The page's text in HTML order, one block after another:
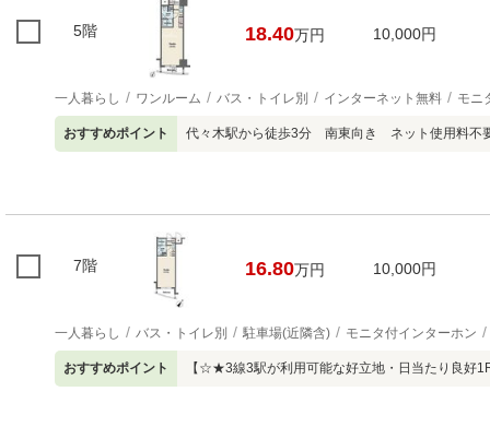
5階 18.40万円 10,000円
一人暮らし ワンルーム バス・トイレ別 インターネット無料 モニ
おすすめポイント 代々木駅から徒歩3分 南東向き ネット使用料
7階 16.80万円 10,000円
一人暮らし バス・トイレ別 駐車場(近隣含) モニタ付インターホン
おすすめポイント 【☆★3線3駅が利用可能な好立地・日当たり良